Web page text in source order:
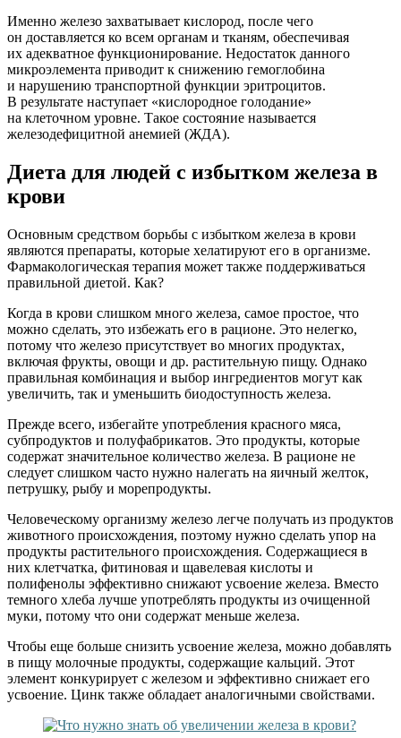
Именно железо захватывает кислород, после чего
он доставляется ко всем органам и тканям, обеспечивая
их адекватное функционирование. Недостаток данного
микроэлемента приводит к снижению гемоглобина
и нарушению транспортной функции эритроцитов.
В результате наступает «кислородное голодание»
на клеточном уровне. Такое состояние называется
железодефицитной анемией (ЖДА).
Диета для людей с избытком железа в
крови
Основным средством борьбы с избытком железа в крови
являются препараты, которые хелатируют его в организме.
Фармакологическая терапия может также поддерживаться
правильной диетой. Как?
Когда в крови слишком много железа, самое простое, что
можно сделать, это избежать его в рационе. Это нелегко,
потому что железо присутствует во многих продуктах,
включая фрукты, овощи и др. растительную пищу. Однако
правильная комбинация и выбор ингредиентов могут как
увеличить, так и уменьшить биодоступность железа.
Прежде всего, избегайте употребления красного мяса,
субпродуктов и полуфабрикатов. Это продукты, которые
содержат значительное количество железа. В рационе не
следует слишком часто нужно налегать на яичный желток,
петрушку, рыбу и морепродукты.
Человеческому организму железо легче получать из продуктов
животного происхождения, поэтому нужно сделать упор на
продукты растительного происхождения. Содержащиеся в
них клетчатка, фитиновая и щавелевая кислоты и
полифенолы эффективно снижают усвоение железа. Вместо
темного хлеба лучше употреблять продукты из очищенной
муки, потому что они содержат меньше железа.
Чтобы еще больше снизить усвоение железа, можно добавлять
в пищу молочные продукты, содержащие кальций. Этот
элемент конкурирует с железом и эффективно снижает его
усвоение. Цинк также обладает аналогичными свойствами.